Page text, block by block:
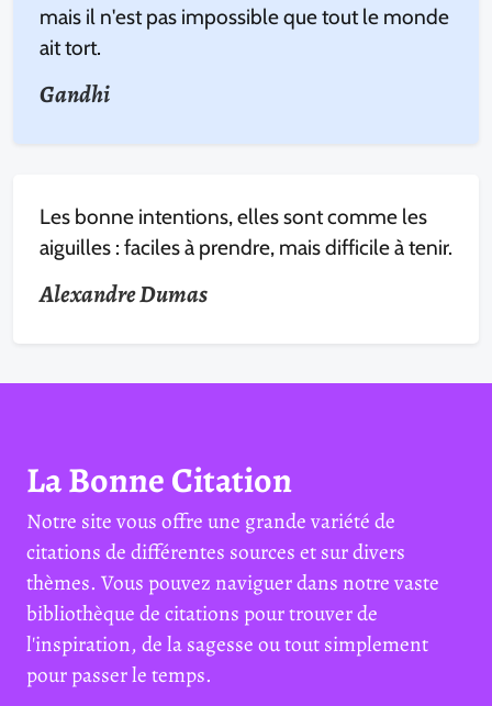
mais il n'est pas impossible que tout le monde
ait tort.
Gandhi
Les bonne intentions, elles sont comme les
aiguilles : faciles à prendre, mais difficile à tenir.
Alexandre Dumas
La Bonne Citation
Notre site vous offre une grande variété de
citations de différentes sources et sur divers
thèmes. Vous pouvez naviguer dans notre vaste
bibliothèque de citations pour trouver de
l'inspiration, de la sagesse ou tout simplement
pour passer le temps.